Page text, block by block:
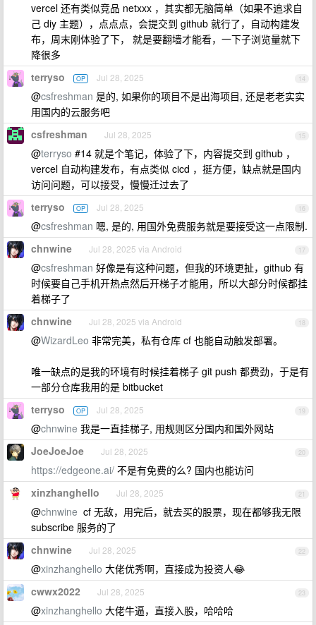
vercel 还有类似竞品 netxxx ，其实都无脑简单（如果不追求自
己 diy 主题），点点点，会提交到 github 就行了，自动构建发
布，周末刚体验了下， 就是要翻墙才能看，一下子浏览量就下
降很多
14
terryso OP Jul 28, 2025
@csfreshman 是的, 如果你的项目不是出海项目, 还是老老实实
用国内的云服务吧
15
csfreshman Jul 28, 2025
@terryso #14 就是个笔记，体验了下，内容提交到 github ，
vercel 自动构建发布，有点类似 cicd ，挺方便，缺点就是国内
访问问题，可以接受，慢慢迁过去了
16
terryso OP Jul 28, 2025
@csfreshman 嗯, 是的, 用国外免费服务就是要接受这一点限制.
17
chnwine Jul 28, 2025 via Android
@csfreshman 好像是有这种问题，但我的环境更扯，github 有
时候要自己手机开热点然后开梯子才能用，所以大部分时候都挂
着梯子了
18
chnwine Jul 28, 2025 via Android
@WizardLeo 非常完美，私有仓库 cf 也能自动触发部署。
唯一缺点的是我的环境有时候挂着梯子 git push 都费劲，于是有
一部分仓库我用的是 bitbucket
19
terryso OP Jul 28, 2025
@chnwine 我是一直挂梯子, 用规则区分国内和国外网站
20
JoeJoeJoe Jul 28, 2025
https://edgeone.ai/ 不是有免费的么? 国内也能访问
21
xinzhanghello Jul 28, 2025
@chnwine cf 无敌，用完后，就去买的股票，现在都够我无限
subscribe 服务的了
22
chnwine Jul 28, 2025
@xinzhanghello 大佬优秀啊，直接成为投资人😂
23
cwwx2022 Jul 28, 2025
@xinzhanghello 大佬牛逼，直接入股，哈哈哈